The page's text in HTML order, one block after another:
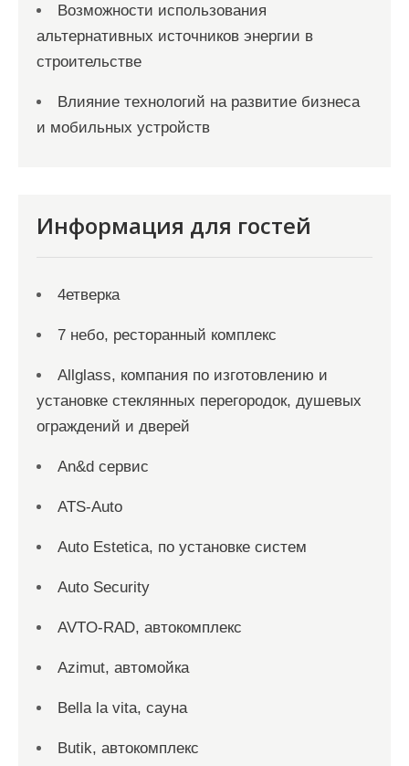
Возможности использования
альтернативных источников энергии в
строительстве
Влияние технологий на развитие бизнеса
и мобильных устройств
Информация для гостей
4етверка
7 небо, ресторанный комплекс
Allglass, компания по изготовлению и
установке стеклянных перегородок, душевых
ограждений и дверей
An&d сервис
ATS-Auto
Auto Estetica, по установке систем
Auto Security
AVTO-RAD, автокомплекс
Azimut, автомойка
Bella la vita, сауна
Butik, автокомплекс